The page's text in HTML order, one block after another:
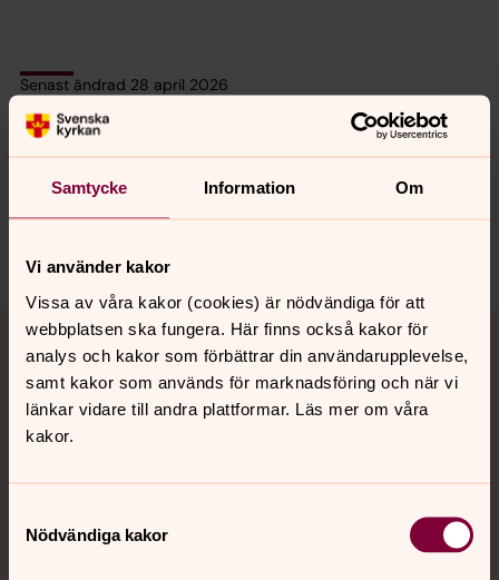
Samtycke Information Om
Vi använder kakor
Vissa av våra kakor (cookies) är nödvändiga för att
webbplatsen ska fungera. Här finns också kakor för
analys och kakor som förbättrar din användarupplevelse,
samt kakor som används för marknadsföring och när vi
länkar vidare till andra plattformar. Läs mer om våra
kakor.
Nödvändiga kakor
Senast ändrad 28 april 2026
Synpunkter eller frågor på sidans
innehåll?
Tillbaka till toppen
Tillbaka till innehållet
Kontakt